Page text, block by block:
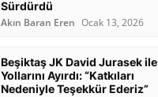
Sürdürdü
Akın Baran Eren Ocak 13, 2026
Beşiktaş JK David Jurasek ile
Yollarını Ayırdı: “Katkıları
Nedeniyle Teşekkür Ederiz”